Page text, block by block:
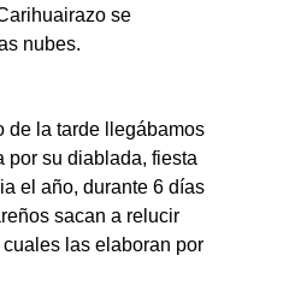
se
nubes.
de la tarde llegábamos
por su diablada, fiesta
el año, durante 6 días
sacan a relucir
las elaboran por